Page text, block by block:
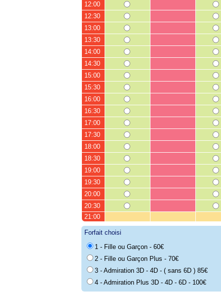
12:00
12:30
13:00
13:30
14:00
14:30
15:00
15:30
16:00
16:30
17:00
17:30
18:00
18:30
19:00
19:30
20:00
20:30
21:00
Forfait choisi
1 - Fille ou Garçon - 60€
2 - Fille ou Garçon Plus - 70€
3 - Admiration 3D - 4D - ( sans 6D ) 85€
4 - Admiration Plus 3D - 4D - 6D - 100€